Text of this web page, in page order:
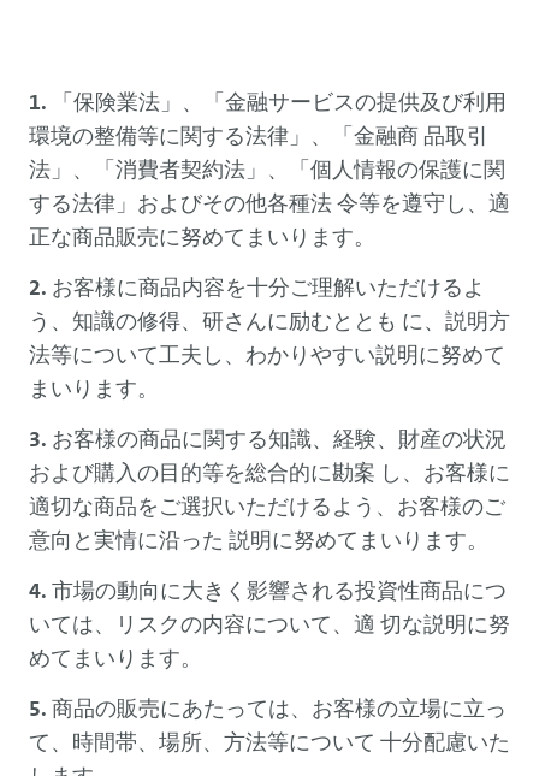
「保険業法」、「金融サービスの提供及び利用
環境の整備等に関する法律」、「金融商 品取引
法」、「消費者契約法」、「個人情報の保護に関
する法律」およびその他各種法 令等を遵守し、適
正な商品販売に努めてまいります。
お客様に商品内容を十分ご理解いただけるよ
う、知識の修得、研さんに励むととも に、説明方
法等について工夫し、わかりやすい説明に努めて
まいります。
お客様の商品に関する知識、経験、財産の状況
および購入の目的等を総合的に勘案 し、お客様に
適切な商品をご選択いただけるよう、お客様のご
意向と実情に沿った 説明に努めてまいります。
市場の動向に大きく影響される投資性商品につ
いては、リスクの内容について、適 切な説明に努
めてまいります。
商品の販売にあたっては、お客様の立場に立っ
て、時間帯、場所、方法等について 十分配慮いた